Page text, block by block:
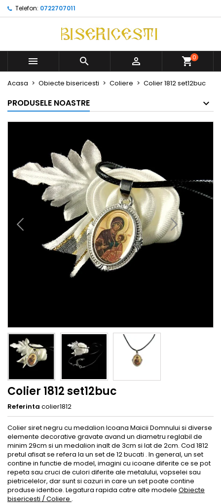
Telefon: 0722707011
   0
Acasa Obiecte bisericesti Coliere Colier 1812 set12buc
PRODUSELE NOASTRE
Colier 1812 set12buc
Referinta colier1812
Colier siret negru cu medalion Icoana Maicii Domnului si diverse
elemente decorative gravate avand un diametru reglabil de
minim 29cm si un medalion inalt de 3cm si lat de 2cm. Cod 1812
pretul afisat se refera la un set de 12 bucati . In general, un set
contine in functie de model, imagini cu icoane diferite ce se pot
repeta sau cruci de culori diferite ale metalului, vopselei sau
pietricelelor, dar sunt si cazuri in care un set poate contine
produse identice. Legatura rapida catre alte modele Obiecte
bisericesti / Coliere .